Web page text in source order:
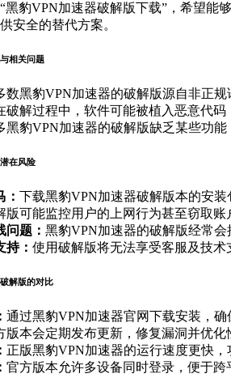
黑豹VPN加速器破解版下载”，希望
安全的替代方案。
相关问题
数黑豹VPN加速器的破解版源自非正
破解过程中，软件可能被植入恶意代码
黑豹VPN加速器的破解版缺乏某些功能
在风险
下载黑豹VPN加速器破解版本的安装
版可能监控用户的上网行为甚至窃取账
问题： 黑豹VPN加速器的破解版经常会
持： 使用破解版将无法享受客服及技术
解版的对比
通过黑豹VPN加速器官网下载安装，确
版本会定期发布更新，修复漏洞并优化
正版黑豹VPN加速器的运行速度更快，
官方版本允许多设备同时登录，便于跨